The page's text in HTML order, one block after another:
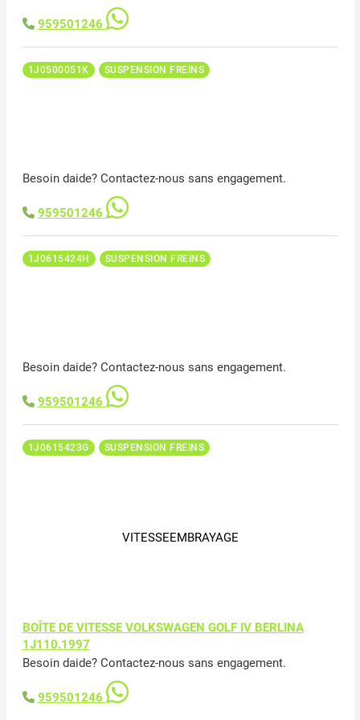
959501246
1J0500051K SUSPENSION FREINS
Besoin daide? Contactez-nous sans engagement.
959501246
1J0615424H SUSPENSION FREINS
Besoin daide? Contactez-nous sans engagement.
959501246
1J0615423G SUSPENSION FREINS
VITESSEEMBRAYAGE
BOÎTE DE VITESSE VOLKSWAGEN GOLF IV BERLINA
1J110.1997
Besoin daide? Contactez-nous sans engagement.
959501246